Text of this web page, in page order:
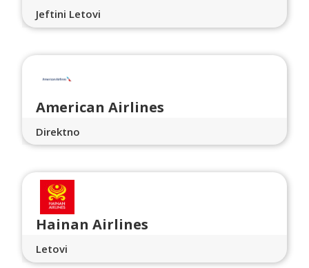
Jeftini Letovi
American Airlines
Direktno
Hainan Airlines
Letovi